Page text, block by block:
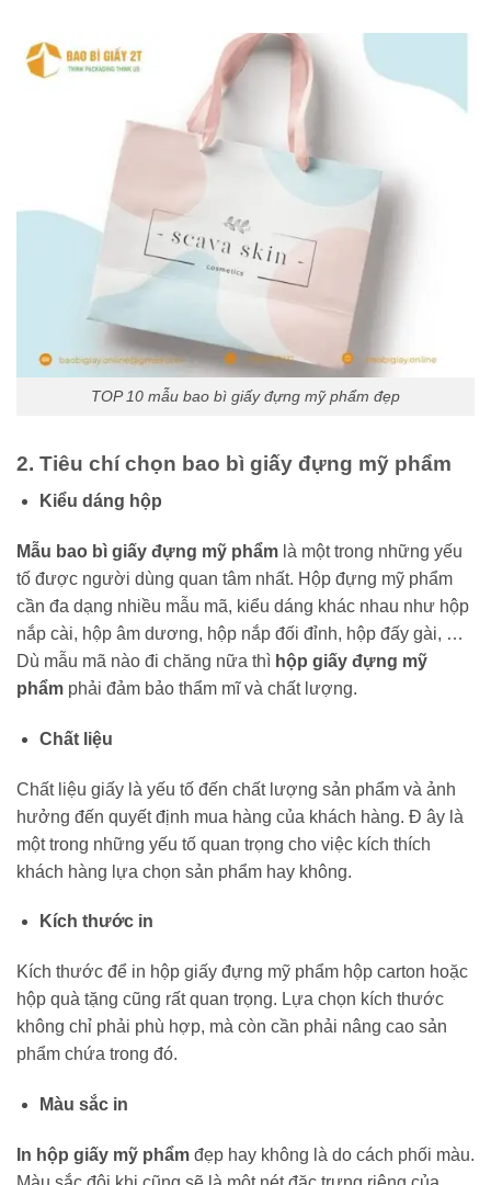
TOP 10 mẫu bao bì giấy đựng mỹ phẩm đẹp
2. Tiêu chí chọn bao bì giấy đựng mỹ phẩm
Kiểu dáng hộp
Mẫu bao bì giấy đựng mỹ phẩm là một trong những yếu
tố được người dùng quan tâm nhất. Hộp đựng mỹ phẩm
cần đa dạng nhiều mẫu mã, kiểu dáng khác nhau như hộp
nắp cài, hộp âm dương, hộp nắp đối đỉnh, hộp đấy gài, …
Dù mẫu mã nào đi chăng nữa thì hộp giấy đựng mỹ
phẩm phải đảm bảo thẩm mĩ và chất lượng.
Chất liệu
Chất liệu giấy là yếu tố đến chất lượng sản phẩm và ảnh
hưởng đến quyết định mua hàng của khách hàng. Đ ây là
một trong những yếu tố quan trọng cho việc kích thích
khách hàng lựa chọn sản phẩm hay không.
Kích thước in
Kích thước để in hộp giấy đựng mỹ phẩm hộp carton hoặc
hộp quà tặng cũng rất quan trọng. Lựa chọn kích thước
không chỉ phải phù hợp, mà còn cần phải nâng cao sản
phẩm chứa trong đó.
Màu sắc in
In hộp giấy mỹ phẩm đẹp hay không là do cách phối màu.